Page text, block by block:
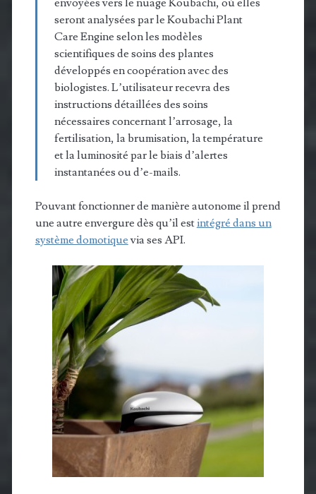
envoyées vers le nuage Koubachi, où elles
seront analysées par le Koubachi Plant
Care Engine selon les modèles
scientifiques de soins des plantes
développés en coopération avec des
biologistes. L’utilisateur recevra des
instructions détaillées des soins
nécessaires concernant l’arrosage, la
fertilisation, la brumisation, la température
et la luminosité par le biais d’alertes
instantanées ou d’e-mails.
Pouvant fonctionner de manière autonome il prend
une autre envergure dès qu’il estintégré dans un
système domotiquevia ses API.